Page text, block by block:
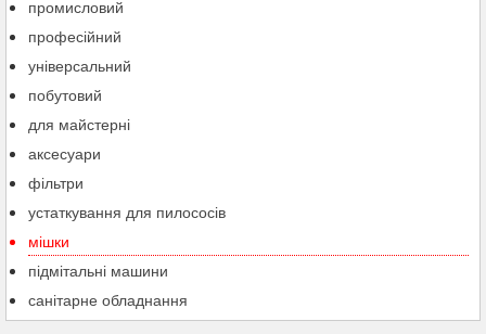
промисловий
професійний
універсальний
побутовий
для майстерні
аксесуари
фільтри
устаткування для пилососів
мішки
підмітальні машини
санітарне обладнання